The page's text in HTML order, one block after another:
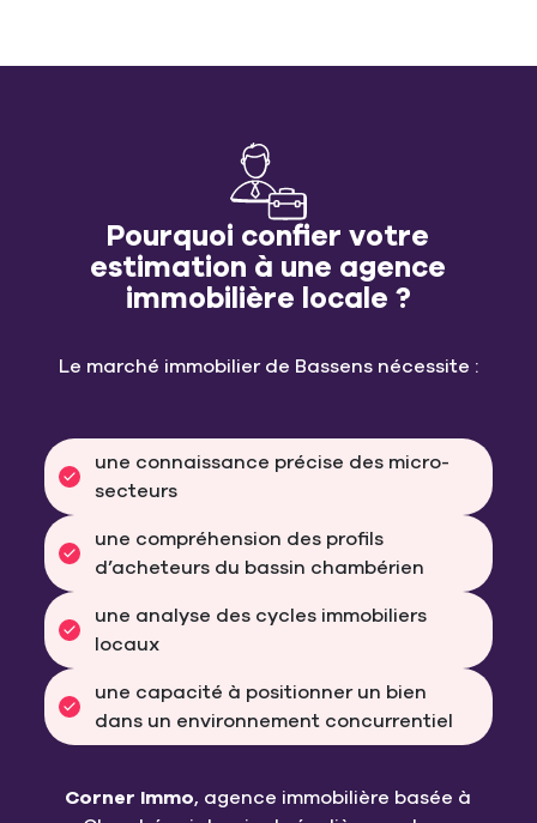
Pourquoi confier votre
estimation à une agence
immobilière locale ?
Le marché immobilier de Bassens nécessite :
une connaissance précise des micro-
secteurs
une compréhension des profils
d’acheteurs du bassin chambérien
une analyse des cycles immobiliers
locaux
une capacité à positionner un bien
dans un environnement concurrentiel
Corner Immo, agence immobilière basée à